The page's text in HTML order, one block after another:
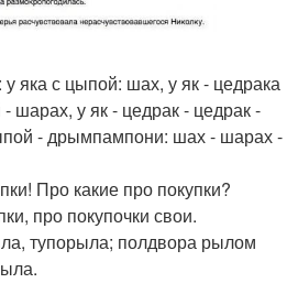
яка с цыпой: шах, у як - цедрака
у як - цедрак - цедрак -
- дрымпампони: шах - шарах -
Про какие про покупки?
про покупочки свои.
тупорыла; полдвора рылом